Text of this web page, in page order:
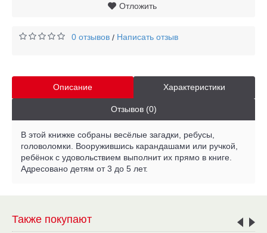
Отложить
0 отзывов / Написать отзыв
Описание Характеристики
Отзывов (0)
В этой книжке собраны весёлые загадки, ребусы,
головоломки. Вооружившись карандашами или ручкой,
ребёнок с удовольствием выполнит их прямо в книге.
Адресовано детям от 3 до 5 лет.
Также покупают